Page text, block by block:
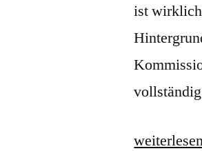
ist
„Verbrenner,